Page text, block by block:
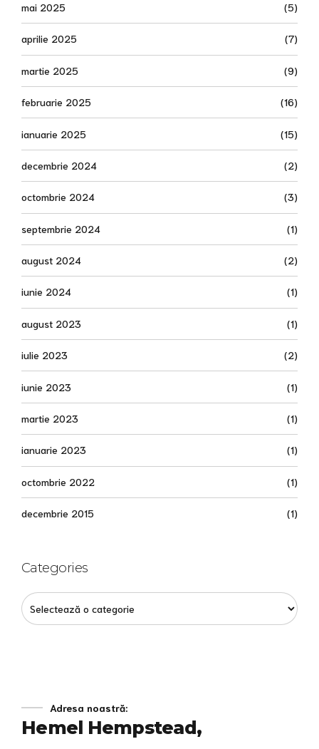
mai 2025 (5)
aprilie 2025 (7)
martie 2025 (9)
februarie 2025 (16)
ianuarie 2025 (15)
decembrie 2024 (2)
octombrie 2024 (3)
septembrie 2024 (1)
august 2024 (2)
iunie 2024 (1)
august 2023 (1)
iulie 2023 (2)
iunie 2023 (1)
martie 2023 (1)
ianuarie 2023 (1)
octombrie 2022 (1)
decembrie 2015 (1)
Categories
Adresa noastră:
Hemel Hempstead,